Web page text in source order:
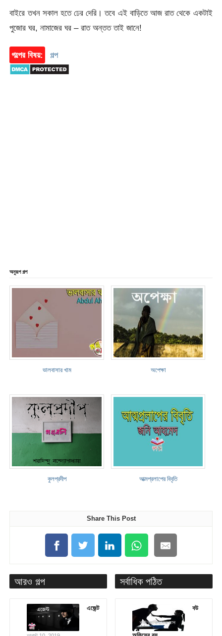
বাইরে তখন সকাল হতে ঢের দেরি। তবে এই বাড়িতে আজ রাত থেকে একটাই
পুজোর ঘর, নামাজের ঘর – রাত অন্তত তাই জানে!
গল্পের বিষয়: গল্প
অনুরূপ গল্প
ভালবাসার খাম অপেক্ষা
কুলপ্রদীপ আত্মপ্রলাপের বিবৃতি
Share This Post
আরও গল্প
এজেন্ট
সর্বাধিক পঠিত
বউ